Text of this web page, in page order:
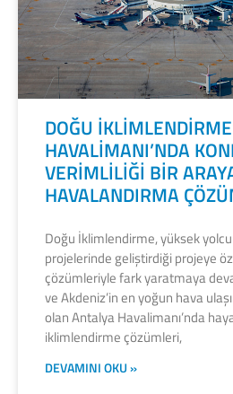
DOĞU
HAVALİMANI’NDA
VERİMLİLİĞİ BİR
HAVALANDIRMA
Doğu İklimlendirme, yüksek
projelerinde geliştirdiği projeye
çözümleriyle fark yaratmaya
ve Akdeniz’in en yoğun hava
olan Antalya Havalimanı’nda
iklimlendirme çözümleri,
DEVAMINI OKU »